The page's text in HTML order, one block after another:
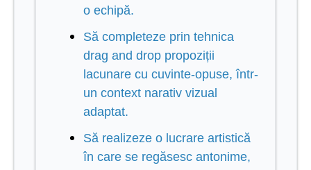
o echipă.
Să completeze prin tehnica
drag and drop propoziții
lacunare cu cuvinte-opuse, într-
un context narativ vizual
adaptat.
Să realizeze o lucrare artistică
în care se regăsesc antonime,